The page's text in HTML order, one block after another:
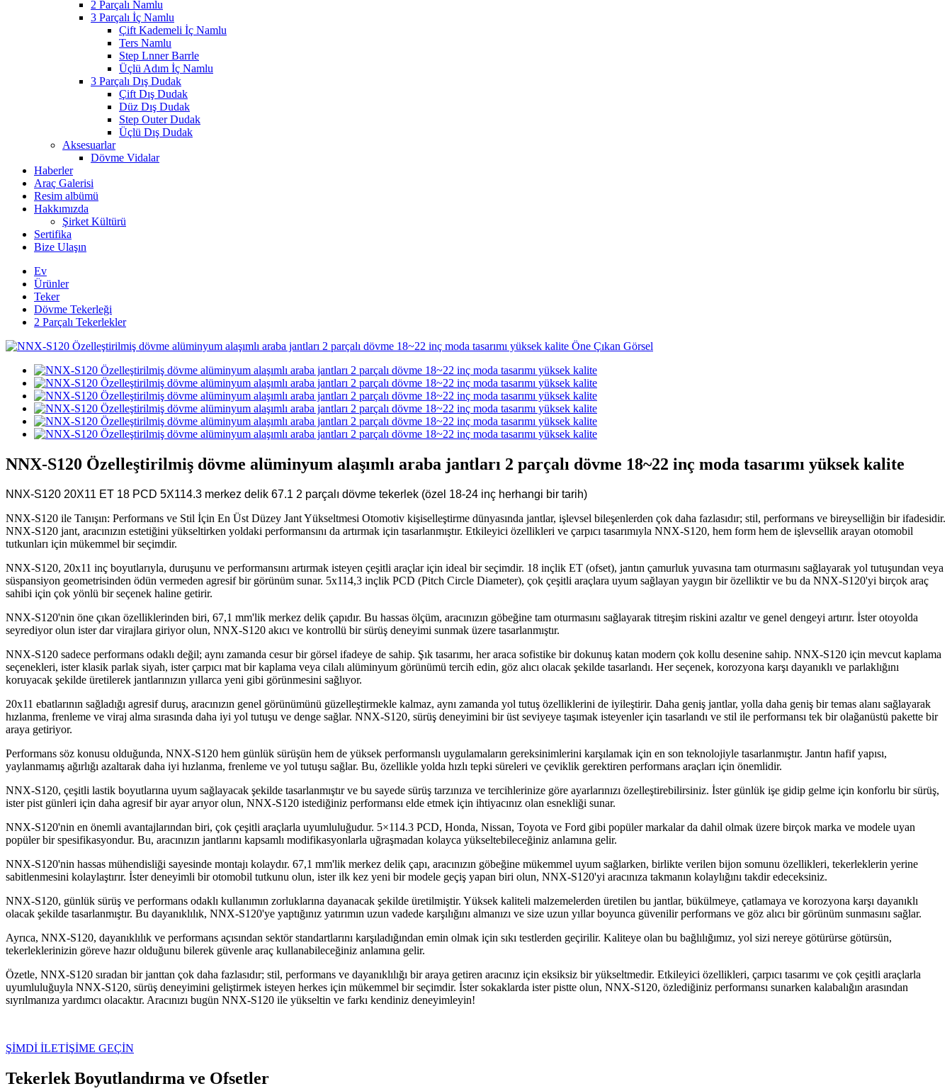
2 Parçalı Namlu
3 Parçalı İç Namlu
Çift Kademeli İç Namlu
Ters Namlu
Step Lnner Barrle
Üçlü Adım İç Namlu
3 Parçalı Dış Dudak
Çift Dış Dudak
Düz Dış Dudak
Step Outer Dudak
Üçlü Dış Dudak
Aksesuarlar
Dövme Vidalar
Haberler
Araç Galerisi
Resim albümü
Hakkımızda
Şirket Kültürü
Sertifika
Bize Ulaşın
Ev
Ürünler
Teker
Dövme Tekerleği
2 Parçalı Tekerlekler
NNX-S120 Özelleştirilmiş dövme alüminyum alaşımlı araba jantları 2 parçalı dövme 18~22 inç moda tasarımı yüksek kalite
NNX-S120 20X11 ET 18 PCD 5X114.3 merkez delik 67.1 2 parçalı dövme tekerlek (özel 18-24 inç herhangi bir tarih)
NNX-S120 ile Tanışın: Performans ve Stil İçin En Üst Düzey Jant Yükseltmesi Otomotiv kişiselleştirme dünyasında jantlar, işlevsel bileşenlerden çok daha fazlasıdır; stil, performans ve bireyselliğin bir ifadesidir.
NNX-S120 jant, aracınızın estetiğini yükseltirken yoldaki performansını da artırmak için tasarlanmıştır. Etkileyici özellikleri ve çarpıcı tasarımıyla NNX-S120, hem form hem de işlevsellik arayan otomobil
tutkunları için mükemmel bir seçimdir.
NNX-S120, 20x11 inç boyutlarıyla, duruşunu ve performansını artırmak isteyen çeşitli araçlar için ideal bir seçimdir. 18 inçlik ET (ofset), jantın çamurluk yuvasına tam oturmasını sağlayarak yol tutuşundan veya
süspansiyon geometrisinden ödün vermeden agresif bir görünüm sunar. 5x114,3 inçlik PCD (Pitch Circle Diameter), çok çeşitli araçlara uyum sağlayan yaygın bir özelliktir ve bu da NNX-S120'yi birçok araç
sahibi için çok yönlü bir seçenek haline getirir.
NNX-S120'nin öne çıkan özelliklerinden biri, 67,1 mm'lik merkez delik çapıdır. Bu hassas ölçüm, aracınızın göbeğine tam oturmasını sağlayarak titreşim riskini azaltır ve genel dengeyi artırır. İster otoyolda
seyrediyor olun ister dar virajlara giriyor olun, NNX-S120 akıcı ve kontrollü bir sürüş deneyimi sunmak üzere tasarlanmıştır.
NNX-S120 sadece performans odaklı değil; aynı zamanda cesur bir görsel ifadeye de sahip. Şık tasarımı, her araca sofistike bir dokunuş katan modern çok kollu desenine sahip. NNX-S120 için mevcut kaplama
seçenekleri, ister klasik parlak siyah, ister çarpıcı mat bir kaplama veya cilalı alüminyum görünümü tercih edin, göz alıcı olacak şekilde tasarlandı. Her seçenek, korozyona karşı dayanıklı ve parlaklığını
koruyacak şekilde üretilerek jantlarınızın yıllarca yeni gibi görünmesini sağlıyor.
20x11 ebatlarının sağladığı agresif duruş, aracınızın genel görünümünü güzelleştirmekle kalmaz, aynı zamanda yol tutuş özelliklerini de iyileştirir. Daha geniş jantlar, yolla daha geniş bir temas alanı sağlayarak
hızlanma, frenleme ve viraj alma sırasında daha iyi yol tutuşu ve denge sağlar. NNX-S120, sürüş deneyimini bir üst seviyeye taşımak isteyenler için tasarlandı ve stil ile performansı tek bir olağanüstü pakette bir
araya getiriyor.
Performans söz konusu olduğunda, NNX-S120 hem günlük sürüşün hem de yüksek performanslı uygulamaların gereksinimlerini karşılamak için en son teknolojiyle tasarlanmıştır. Jantın hafif yapısı,
yaylanmamış ağırlığı azaltarak daha iyi hızlanma, frenleme ve yol tutuşu sağlar. Bu, özellikle yolda hızlı tepki süreleri ve çeviklik gerektiren performans araçları için önemlidir.
NNX-S120, çeşitli lastik boyutlarına uyum sağlayacak şekilde tasarlanmıştır ve bu sayede sürüş tarzınıza ve tercihlerinize göre ayarlarınızı özelleştirebilirsiniz. İster günlük işe gidip gelme için konforlu bir sürüş,
ister pist günleri için daha agresif bir ayar arıyor olun, NNX-S120 istediğiniz performansı elde etmek için ihtiyacınız olan esnekliği sunar.
NNX-S120'nin en önemli avantajlarından biri, çok çeşitli araçlarla uyumluluğudur. 5×114.3 PCD, Honda, Nissan, Toyota ve Ford gibi popüler markalar da dahil olmak üzere birçok marka ve modele uyan
popüler bir spesifikasyondur. Bu, aracınızın jantlarını kapsamlı modifikasyonlarla uğraşmadan kolayca yükseltebileceğiniz anlamına gelir.
NNX-S120'nin hassas mühendisliği sayesinde montajı kolaydır. 67,1 mm'lik merkez delik çapı, aracınızın göbeğine mükemmel uyum sağlarken, birlikte verilen bijon somunu özellikleri, tekerleklerin yerine
sabitlenmesini kolaylaştırır. İster deneyimli bir otomobil tutkunu olun, ister ilk kez yeni bir modele geçiş yapan biri olun, NNX-S120'yi aracınıza takmanın kolaylığını takdir edeceksiniz.
NNX-S120, günlük sürüş ve performans odaklı kullanımın zorluklarına dayanacak şekilde üretilmiştir. Yüksek kaliteli malzemelerden üretilen bu jantlar, bükülmeye, çatlamaya ve korozyona karşı dayanıklı
olacak şekilde tasarlanmıştır. Bu dayanıklılık, NNX-S120'ye yaptığınız yatırımın uzun vadede karşılığını almanızı ve size uzun yıllar boyunca güvenilir performans ve göz alıcı bir görünüm sunmasını sağlar.
Ayrıca, NNX-S120, dayanıklılık ve performans açısından sektör standartlarını karşıladığından emin olmak için sıkı testlerden geçirilir. Kaliteye olan bu bağlılığımız, yol sizi nereye götürürse götürsün,
tekerleklerinizin göreve hazır olduğunu bilerek güvenle araç kullanabileceğiniz anlamına gelir.
Özetle, NNX-S120 sıradan bir janttan çok daha fazlasıdır; stil, performans ve dayanıklılığı bir araya getiren aracınız için eksiksiz bir yükseltmedir. Etkileyici özellikleri, çarpıcı tasarımı ve çok çeşitli araçlarla
uyumluluğuyla NNX-S120, sürüş deneyimini geliştirmek isteyen herkes için mükemmel bir seçimdir. İster sokaklarda ister pistte olun, NNX-S120, özlediğiniz performansı sunarken kalabalığın arasından
sıyrılmanıza yardımcı olacaktır. Aracınızı bugün NNX-S120 ile yükseltin ve farkı kendiniz deneyimleyin!
ŞİMDİ İLETİŞİME GEÇİN
Tekerlek Boyutlandırma ve Ofsetler